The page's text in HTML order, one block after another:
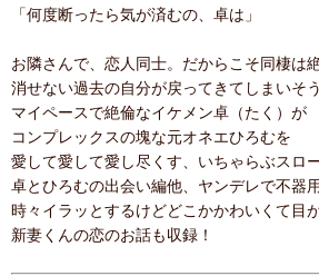
「何度断ったら気が済むの、卓は」
お隣さんで、恋人同士。だからこそ同棲は
消せない過去の自分が戻ってきてしまいそ
マイペースで絶倫なイケメン卓（たく）が
コンプレックスの塊な元オネエひろむを
愛して愛して愛し尽くす、いちゃらぶスロ
卓とひろむの出会い編他、ヤンデレで不器用
時々イラッとするけどどこかかわいくて目
新妻くんの恋のお話も収録！